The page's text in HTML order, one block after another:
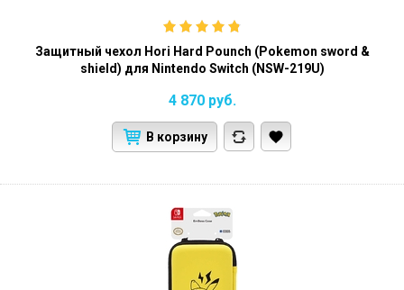
Защитный чехол Hori Hard Pounch (Pokemon sword &
shield) для Nintendo Switch (NSW-219U)
4 870 руб.
В корзину